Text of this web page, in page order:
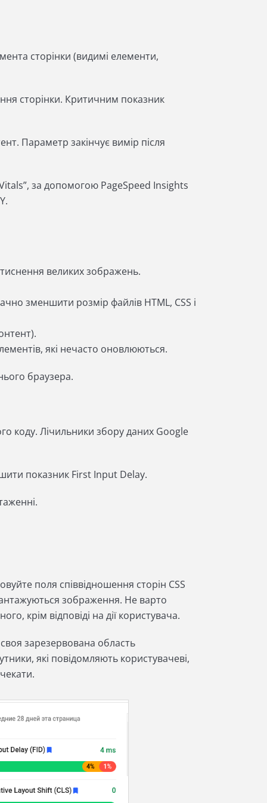
сторінки (видимі елементи,
сторінки. Критичним показник
Параметр закінчує вимір після
за допомогою PageSpeed ​​Insights
великих зображень.
зменшити розмір файлів HTML, CSS і
які нечасто оновлюються.
браузера.
коду. Лічильники збору даних Google
показник First Input Delay.
поля співвідношення сторін CSS
зображення. Не варто
крім відповіді на дії користувача.
зарезервована область
які повідомляють користувачеві,